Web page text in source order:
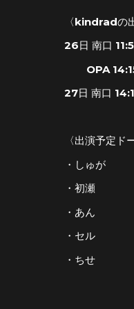
〈kindradの
26日 南口
OPA
27日 南口
〈出演予定ド
・しゅが
・初瀬
・あん
・セル
・ちせ